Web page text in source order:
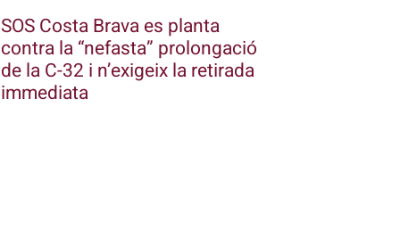
SOS Costa Brava es planta
contra la “nefasta” prolongació
de la C-32 i n’exigeix la retirada
immediata